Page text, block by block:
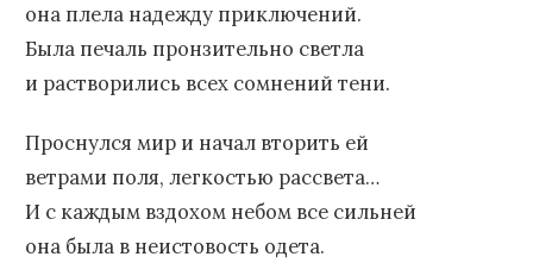
она плела надежду приключений.
Была печаль пронзительно светла
и растворились всех сомнений тени.
Проснулся мир и начал вторить ей
ветрами поля, легкостью рассвета…
И с каждым вздохом небом все сильней
она была в неистовость одета.